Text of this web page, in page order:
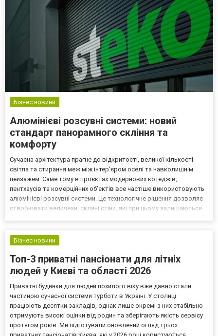
Бізнес новини
Алюмінієві розсувні системи: новий
стандарт панорамного скління та
комфорту
Сучасна архітектура прагне до відкритості, великої кількості
світла та стирання меж між інтер’єром оселі та навколишнім
пейзажем. Саме тому в проєктах модернових котеджів,
пентхаусів та комерційних об’єктів все частіше використовують
алюмінієві розсувні системи. Це технологічне рішення дозволяє
створювати величезні скляні стіни, які при цьому залишаються
Бізнес новини
Топ-3 приватні пансіонати для літніх
людей у Києві та області 2026
Приватні будинки для людей похилого віку вже давно стали
частиною сучасної системи турботи в Україні. У столиці
працюють десятки закладів, однак лише окремі з них стабільно
отримують високі оцінки від родин та зберігають якість сервісу
протягом років. Ми підготували оновлений огляд трьох